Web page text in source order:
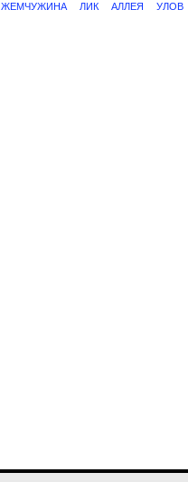
ЖЕМЧУЖИНА ЛИК АЛЛЕЯ УЛОВ